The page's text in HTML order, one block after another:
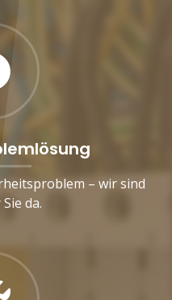
– wir sind
da.